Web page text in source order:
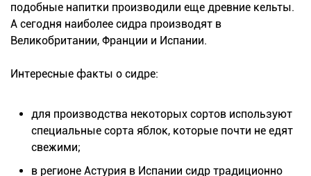
подобные напитки производили еще древние кельты.
А сегодня наиболее сидра производят в
Великобритании, Франции и Испании.
Интересные факты о сидре:
для производства некоторых сортов используют
специальные сорта яблок, которые почти не едят
свежими;
в регионе Астурия в Испании сидр традиционно